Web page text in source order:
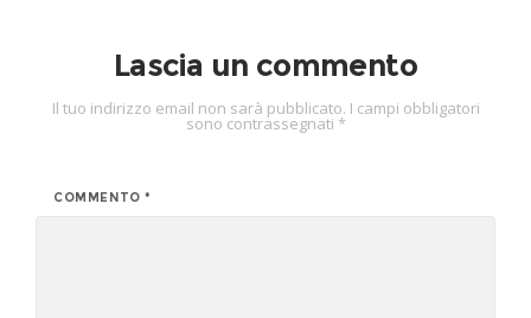
Lascia un commento
Il tuo indirizzo email non sarà pubblicato. I campi obbligatori
sono contrassegnati *
COMMENTO*